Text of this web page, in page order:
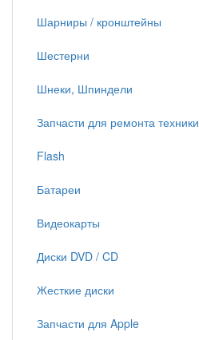
Шарниры / кронштейны
Шестерни
Шнеки, Шпиндели
Запчасти для ремонта техники
Flash
Батареи
Видеокарты
Диски DVD / CD
Жесткие диски
Запчасти для Apple